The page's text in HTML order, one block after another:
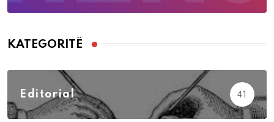
KATEGORITË
Editorial 41